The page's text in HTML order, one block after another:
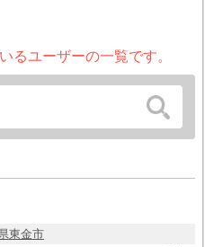
るユーザーの一覧です。
東金市